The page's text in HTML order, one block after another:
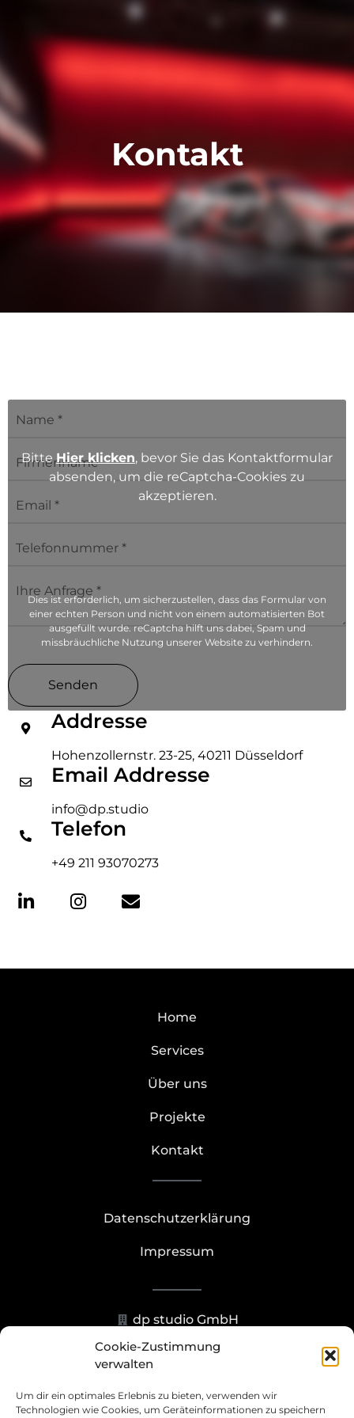
Cookie-Zustimmung
verwalten
Um dir ein optimales Erlebnis zu bieten, verwenden wir
Technologien wie Cookies, um Geräteinformationen zu speichern
Kontakt
BitteHier klicken, bevor Sie das Kontaktformular
absenden, um die reCaptcha-Cookies zu
akzeptieren.
Dies ist erforderlich, um sicherzustellen, dass das Formular von
einer echten Person und nicht von einem automatisierten Bot
ausgefüllt wurde. reCaptcha hilft uns dabei, Spam und
missbräuchliche Nutzung unserer Website zu verhindern.
Senden
Addresse
Hohenzollernstr. 23-25, 40211 Düsseldorf
Email Addresse
info@dp.studio
Telefon
+49 211 93070273
Home
Services
Über uns
Projekte
Kontakt
Datenschutzerklärung
Impressum
dp studio GmbH
Hohenzollernstr. 23-25, 40211
Düsseldorf
+49 211 93070273